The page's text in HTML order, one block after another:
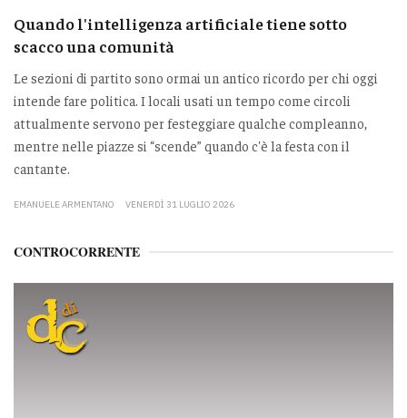
Quando l'intelligenza artificiale tiene sotto
scacco una comunità
Le sezioni di partito sono ormai un antico ricordo per chi oggi
intende fare politica. I locali usati un tempo come circoli
attualmente servono per festeggiare qualche compleanno,
mentre nelle piazze si “scende” quando c'è la festa con il
cantante.
EMANUELE ARMENTANO VENERDÌ 31 LUGLIO 2026
CONTROCORRENTE